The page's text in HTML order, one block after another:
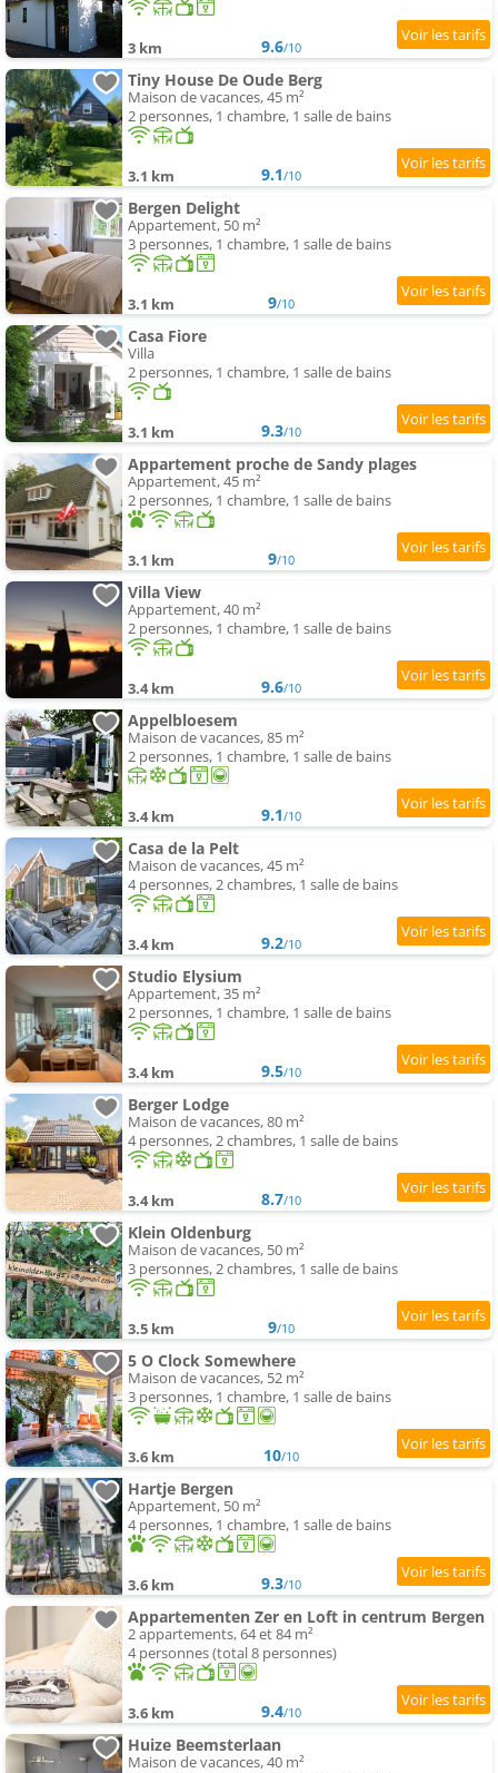
3 km 9.6/10
Tiny House De Oude Berg
Maison de vacances, 45 m²
2 personnes, 1 chambre, 1 salle de bains
3.1 km 9.1/10
Bergen Delight
Appartement, 50 m²
3 personnes, 1 chambre, 1 salle de bains
3.1 km 9/10
Casa Fiore
Villa
2 personnes, 1 chambre, 1 salle de bains
3.1 km 9.3/10
Appartement proche de Sandy plages
Appartement, 45 m²
2 personnes, 1 chambre, 1 salle de bains
3.1 km 9/10
Villa View
Appartement, 40 m²
2 personnes, 1 chambre, 1 salle de bains
3.4 km 9.6/10
Appelbloesem
Maison de vacances, 85 m²
2 personnes, 1 chambre, 1 salle de bains
3.4 km 9.1/10
Casa de la Pelt
Maison de vacances, 45 m²
4 personnes, 2 chambres, 1 salle de bains
3.4 km 9.2/10
Studio Elysium
Appartement, 35 m²
2 personnes, 1 chambre, 1 salle de bains
3.4 km 9.5/10
Berger Lodge
Maison de vacances, 80 m²
4 personnes, 2 chambres, 1 salle de bains
3.4 km 8.7/10
Klein Oldenburg
Maison de vacances, 50 m²
3 personnes, 2 chambres, 1 salle de bains
3.5 km 9/10
5 O Clock Somewhere
Maison de vacances, 52 m²
3 personnes, 1 chambre, 1 salle de bains
3.6 km 10/10
Hartje Bergen
Appartement, 50 m²
4 personnes, 1 chambre, 1 salle de bains
3.6 km 9.3/10
Appartementen Zer en Loft in centrum Bergen
2 appartements, 64 et 84 m²
4 personnes (total 8 personnes)
3.6 km 9.4/10
Huize Beemsterlaan
Maison de vacances, 40 m²